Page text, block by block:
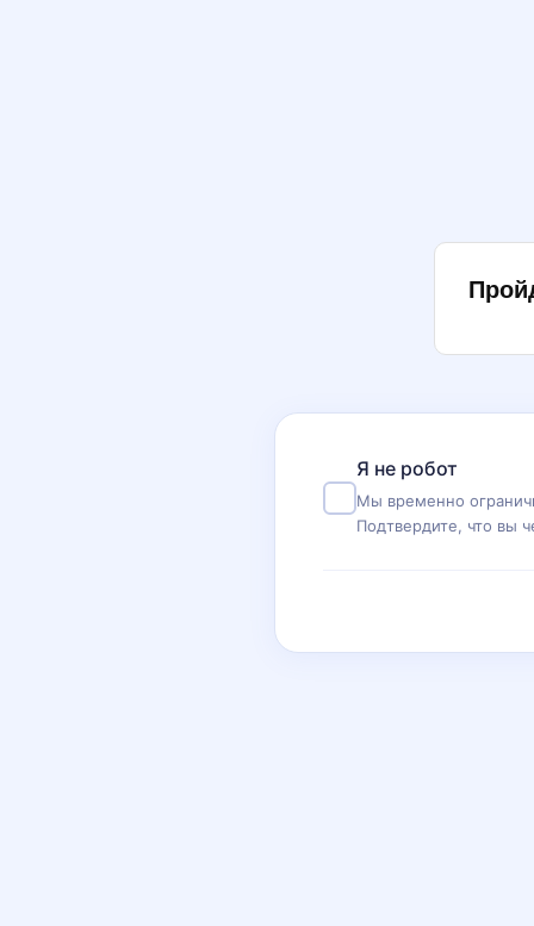
Я не робот
Мы временно
Подтвердите, что вы